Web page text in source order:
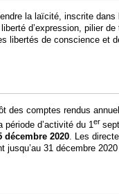
la laïcité, inscrite dans
d’expression, pilier
libertés de conscience et
des comptes rendus
d’activité du 1 er
décembre 2020 . Les
jusqu’au 31 décembre 2020